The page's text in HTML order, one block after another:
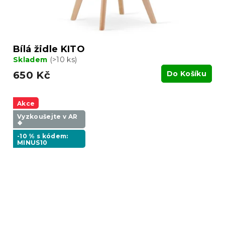
Bílá židle KITO
Skladem (>10 ks)
650 Kč Do Košíku
Akce
Vyzkoušejte v AR
❖
-10 % s kódem:
MINUS10